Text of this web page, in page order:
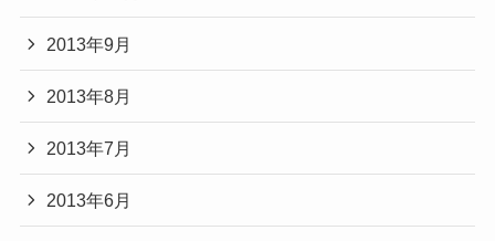
2013年9月
2013年8月
2013年7月
2013年6月